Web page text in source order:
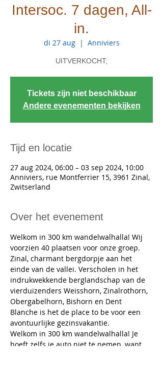
Intersoc. 7 dagen, All-
in.
di 27 aug
  |
Anniviers
UITVERKOCHT;
Tickets zijn niet beschikbaar
Andere evenementen bekijken
Tijd en locatie
27 aug 2024, 06:00 – 03 sep 2024, 10:00
Anniviers, rue Montferrier 15, 3961 Zinal,
Zwitserland
Over het evenement
Welkom in 300 km wandelwalhalla! Wij
voorzien 40 plaatsen voor onze groep.
Zinal, charmant bergdorpje aan het
einde van de vallei. Verscholen in het
indrukwekkende berglandschap van de
vierduizenders Weisshorn, Zinalrothorn,
Obergabelhorn, Bishorn en Dent
Blanche is het de place to be voor een
avontuurlijke gezinsvakantie.
Welkom in 300 km wandelwalhalla! Je
hoeft zelfs je auto niet te nemen, want